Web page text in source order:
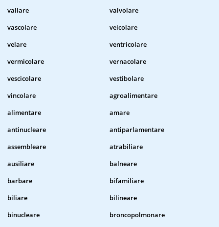
vallare
valvolare
vascolare
veicolare
velare
ventricolare
vermicolare
vernacolare
vescicolare
vestibolare
vincolare
agroalimentare
alimentare
amare
antinucleare
antiparlamentare
assembleare
atrabiliare
ausiliare
balneare
barbare
bifamiliare
biliare
bilineare
binucleare
broncopolmonare